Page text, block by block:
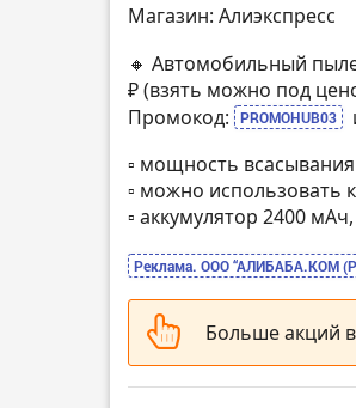
Магазин: Алиэкспресс
🔸 Автомобильный
₽ (взять можно под
Промокод:
PROMOHUB03
▫️ мощность
▫️ можно использовать
▫️ аккумулятор 2400
Реклама. ООО “АЛИБАБА.КОМ
Больше акций